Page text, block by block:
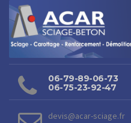
06-79-89-06-73
06-75-23-92-47
devis@acar-sciage.fr